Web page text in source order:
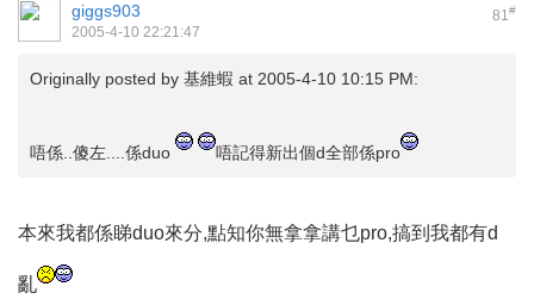
81#
giggs903
2005-4-10 22:21:47
Originally posted by 基維蝦 at 2005-4-10 10:15 PM:
唔係..傻左....係duo 唔記得新出個d全部係pro
本來我都係睇duo來分,點知你無拿拿講乜pro,搞到我都有d
亂